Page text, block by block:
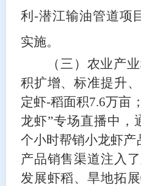
利-潜江输油管道项
实施。
（三）农业产
积扩增、标准提升
定虾-稻面积7.6万亩 ；
龙虾”专场直播中，
个小时帮销小龙虾产
产品销售渠道注入
发展虾稻、旱地拓